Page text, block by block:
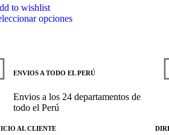
to wishlist
opciones
ENVIOS A TODO EL PERÚ
Envios a los 24 departamentos de
todo el Perú
AL CLIENTE